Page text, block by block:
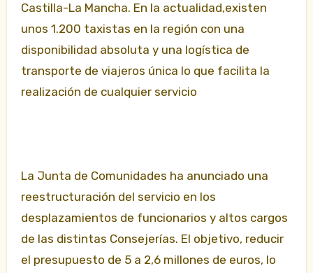
Castilla-La Mancha. En la actualidad,existen
unos 1.200 taxistas en la región con una
disponibilidad absoluta y una logística de
transporte de viajeros única lo que facilita la
realización de cualquier servicio
La Junta de Comunidades ha anunciado una
reestructuración del servicio en los
desplazamientos de funcionarios y altos cargos
de las distintas Consejerías. El objetivo, reducir
el presupuesto de 5 a 2,6 millones de euros, lo